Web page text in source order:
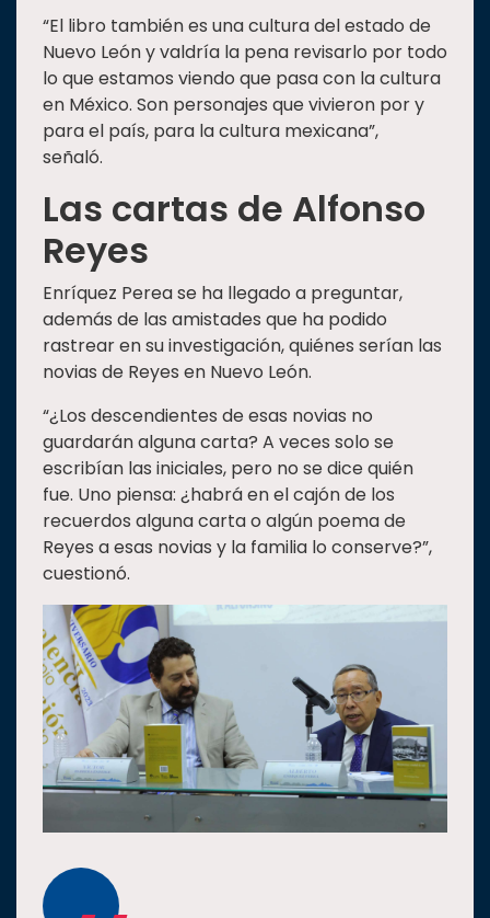
“El libro también es una cultura del estado de
Nuevo León y valdría la pena revisarlo por todo
lo que estamos viendo que pasa con la cultura
en México. Son personajes que vivieron por y
para el país, para la cultura mexicana”,
señaló.
Las cartas de Alfonso
Reyes
Enríquez Perea se ha llegado a preguntar,
además de las amistades que ha podido
rastrear en su investigación, quiénes serían las
novias de Reyes en Nuevo León.
“¿Los descendientes de esas novias no
guardarán alguna carta? A veces solo se
escribían las iniciales, pero no se dice quién
fue. Uno piensa: ¿habrá en el cajón de los
recuerdos alguna carta o algún poema de
Reyes a esas novias y la familia lo conserve?”,
cuestionó.